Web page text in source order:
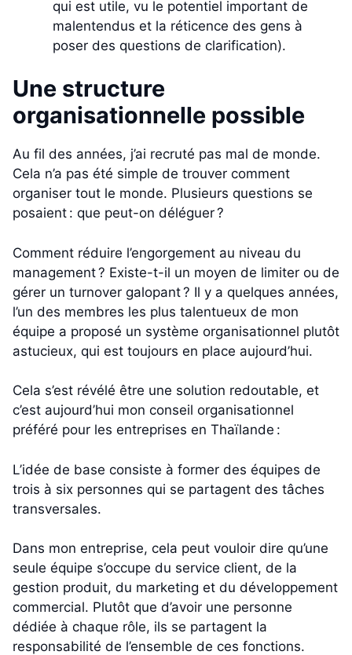
qui est utile, vu le potentiel important de
malentendus et la réticence des gens à
poser des questions de clarification).
Une structure
organisationnelle possible
Au fil des années, j’ai recruté pas mal de monde.
Cela n’a pas été simple de trouver comment
organiser tout le monde. Plusieurs questions se
posaient : que peut-on déléguer ?
Comment réduire l’engorgement au niveau du
management ? Existe-t-il un moyen de limiter ou de
gérer un turnover galopant ? Il y a quelques années,
l’un des membres les plus talentueux de mon
équipe a proposé un système organisationnel plutôt
astucieux, qui est toujours en place aujourd’hui.
Cela s’est révélé être une solution redoutable, et
c’est aujourd’hui mon conseil organisationnel
préféré pour les entreprises en Thaïlande :
L’idée de base consiste à former des équipes de
trois à six personnes qui se partagent des tâches
transversales.
Dans mon entreprise, cela peut vouloir dire qu’une
seule équipe s’occupe du service client, de la
gestion produit, du marketing et du développement
commercial. Plutôt que d’avoir une personne
dédiée à chaque rôle, ils se partagent la
responsabilité de l’ensemble de ces fonctions.